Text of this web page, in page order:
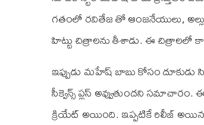
గతంలో రవితేజ తో ఆంజనేయులు,
హిట్టు చిత్రాలను తీశాడు. ఈ
ఇప్పుడు మహేష్ బాబు కోసం
సీక్వెన్స్ ప్లస్ అవ్వుతుందని
క్రియేట్ అయింది. ఇప్పటికే రిలీజ్ అయిన